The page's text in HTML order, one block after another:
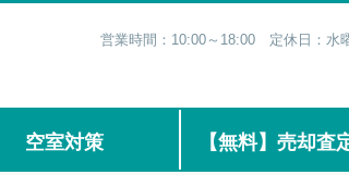
営業時間：10:00～18:00 定休日：水
空室対策 【無料】売却査